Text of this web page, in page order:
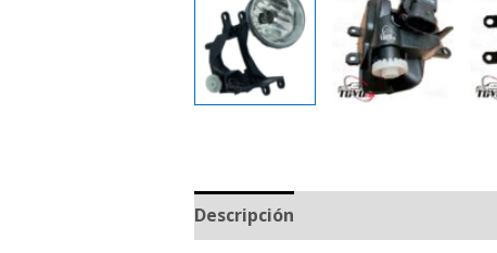
Descripción